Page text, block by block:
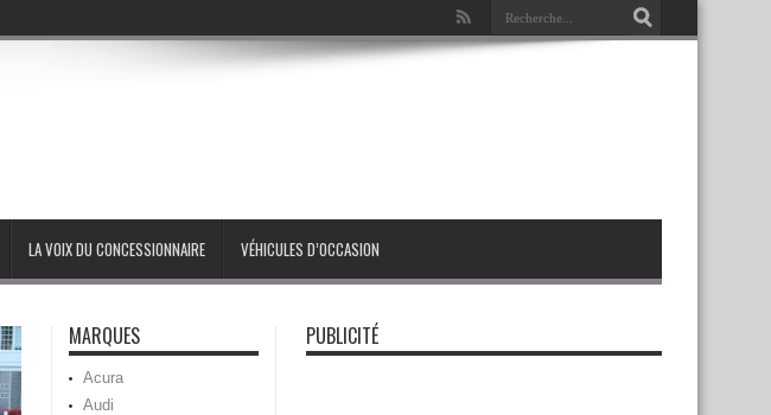
LA VOIX DU CONCESSIONNAIRE VÉHICULES D’OCCASION
MARQUES
Acura
Audi
PUBLICITÉ